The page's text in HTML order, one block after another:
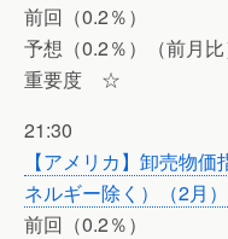
前回（0.2％）
予想（0.2％）（前月比
重要度 ☆
21:30
【アメリカ】卸売物
ネルギー除く）（2月）
前回（0.2％）